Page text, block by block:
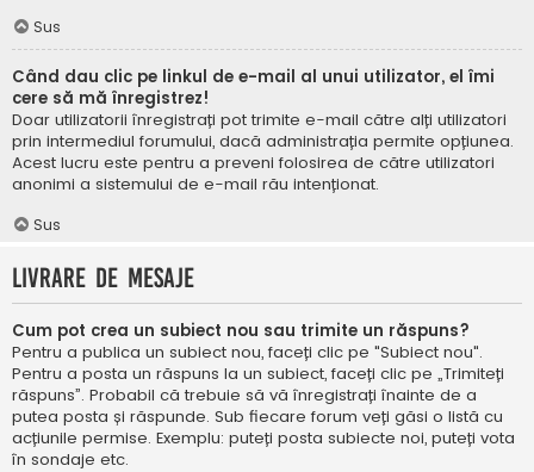
Sus
Când dau clic pe linkul de e-mail al unui utilizator, el îmi
cere să mă înregistrez!
Doar utilizatorii înregistrați pot trimite e-mail către alți utilizatori
prin intermediul forumului, dacă administrația permite opțiunea.
Acest lucru este pentru a preveni folosirea de către utilizatori
anonimi a sistemului de e-mail rău intenționat.
Sus
Livrare de mesaje
Cum pot crea un subiect nou sau trimite un răspuns?
Pentru a publica un subiect nou, faceți clic pe "Subiect nou".
Pentru a posta un răspuns la un subiect, faceți clic pe „Trimiteți
răspuns”. Probabil că trebuie să vă înregistrați înainte de a
putea posta și răspunde. Sub fiecare forum veți găsi o listă cu
acțiunile permise. Exemplu: puteți posta subiecte noi, puteți vota
în sondaje etc.